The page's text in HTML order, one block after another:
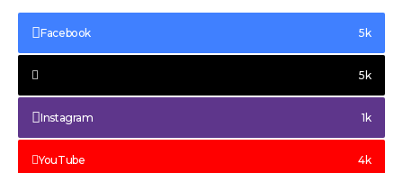
зорчигч, 600-800
мянган тээврийн
хэрэгсэл нэвтрэх
боломжтой
агаараас буулгав
Facebook 5k
5k
Instagram 1k
YouTube 4k